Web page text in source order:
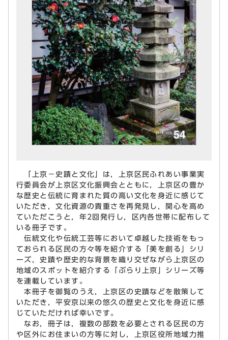
「上京－史蹟と文化」は，上京区民ふれあい事業実
行委員会が上京区文化振興会とともに，上京区の豊か
な歴史と伝統に育まれた質の高い文化を身近に感じて
いただき，文化資源の貴重さを再発見し，関心を高め
ていただこうと，年2回発行し，区内各世帯に配布して
いる冊子です。
伝統文化や伝統工芸等において卓越した技術をもっ
ておられる区民の方々等を紹介する「美を創る」シリ
ーズ，史蹟や歴史的な背景を織り交ぜながら上京区の
地域のスポットを紹介する「ぶらり上京」シリーズ等
を連載しています。
本冊子を御覧のうえ，上京区の史蹟などを散策して
いただき，平安京以来の悠久の歴史と文化を身近に感
じていただければ幸いです。
なお，冊子は，複数の部数を必要とされる区民の方
や区外にお住まいの方等に対し，上京区役所地域力推